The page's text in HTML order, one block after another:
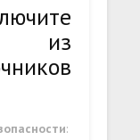
из
: